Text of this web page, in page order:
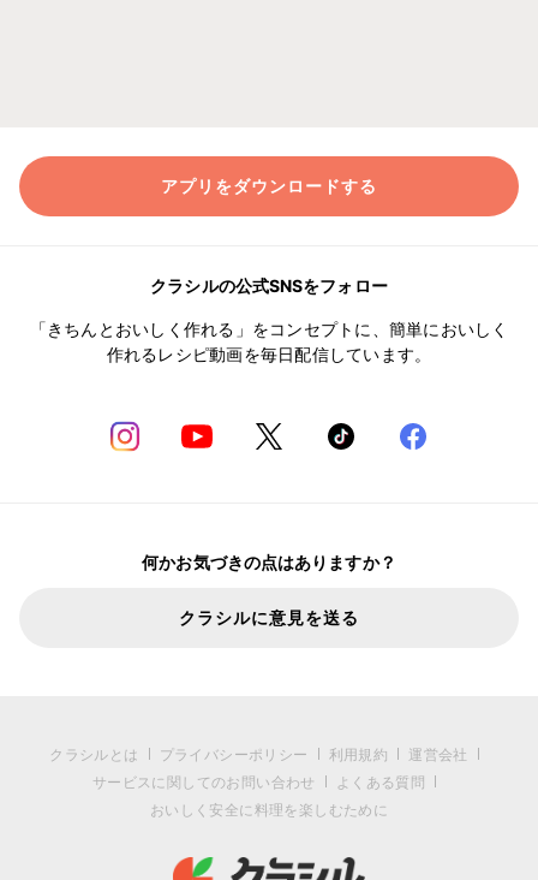
アプリをダウンロードする
クラシルの公式SNSをフォロー
「きちんとおいしく作れる」をコンセプトに、簡単においしく
作れるレシピ動画を毎日配信しています。
何かお気づきの点はありますか？
クラシルに意見を送る
クラシルとは プライバシーポリシー 利用規約
運営会社
サービスに関してのお問い合わせ
よくある質問
おいしく安全に料理を楽しむために